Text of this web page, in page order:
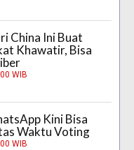
China Ini Buat
Khawatir, Bisa
WIB
Kini Bisa
Waktu Voting
WIB